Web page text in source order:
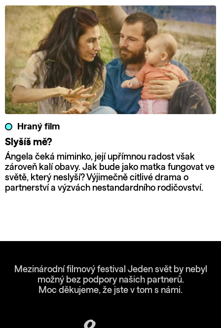
Hraný film
Slyšíš mě?
Ángela čeká miminko, její upřímnou radost však
zároveň kalí obavy. Jak bude jako matka fungovat ve
světě, který neslyší? Výjimečně citlivé drama o
partnerství a výzvách nestandardního rodičovství.
Mezinárodní filmový festival Jeden svět by nebyl
možný bez podpory našich partnerů.
Moc děkujeme, že jste v tom s námi.